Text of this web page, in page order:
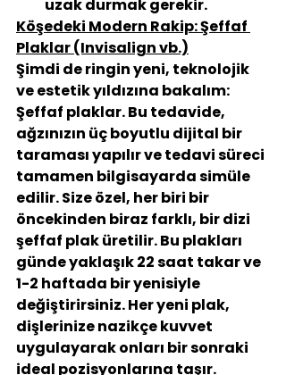
uzak durmak gerekir.
Köşedeki Modern Rakip: Şeffaf
Plaklar (Invisalign vb.)
Şimdi de ringin yeni, teknolojik
ve estetik yıldızına bakalım:
Şeffaf plaklar. Bu tedavide,
ağzınızın üç boyutlu dijital bir
taraması yapılır ve tedavi süreci
tamamen bilgisayarda simüle
edilir. Size özel, her biri bir
öncekinden biraz farklı, bir dizi
şeffaf plak üretilir. Bu plakları
günde yaklaşık 22 saat takar ve
1-2 haftada bir yenisiyle
değiştirirsiniz. Her yeni plak,
dişlerinize nazikçe kuvvet
uygulayarak onları bir sonraki
ideal pozisyonlarına taşır.